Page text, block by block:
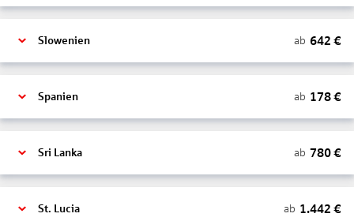
Slowenien ab 642 €
Spanien ab 178€
Sri Lanka ab 780€
St. Lucia ab 1.442 €